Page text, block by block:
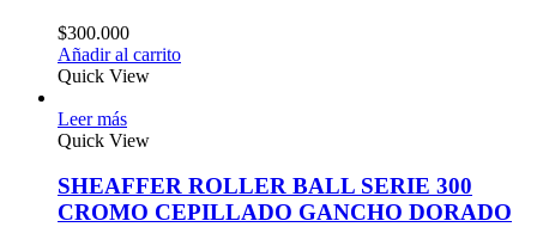
$300.000
Añadir al carrito
Quick View
Leer más
Quick View
SHEAFFER ROLLER BALL SERIE 300
CROMO CEPILLADO GANCHO DORADO